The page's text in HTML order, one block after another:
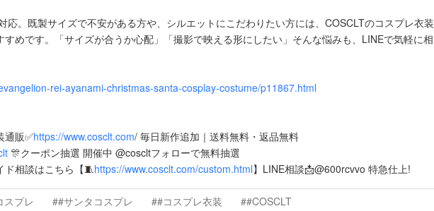
応。既製サイズで不安がある方や、シルエットにこだわりたい方には、COSCLTのコスプレ衣装
すめです。「サイズが合うか心配」「撮影で映える形にしたい」そんな悩みも、LINEで気軽に相
rei-ayanami-christmas-santa-cosplay-costume/p11867.html
通販✅https://www.cosclt.com/ 毎日新作追加｜送料無料・返品無料
🎊クーポン抽選 開催中 @coscltフォローで無料抽選
ド相談はこちら【🧵https://www.cosclt.com/custom.html】LINE相談📩@600rcvvo 特急仕上!
スプレ ##サンタコスプレ ##コスプレ衣装
##COSCLT